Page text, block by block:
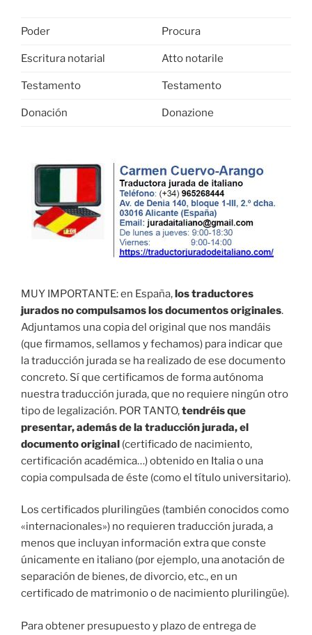
Poder Procura
Escritura notarial Atto notarile
Testamento Testamento
Donación Donazione
MUY IMPORTANTE: en España,los traductores
jurados no compulsamos los documentos originales.
Adjuntamos una copia del original que nos mandáis
(que firmamos, sellamos y fechamos) para indicar que
la traducción jurada se ha realizado de ese documento
concreto. Sí que certificamos de forma autónoma
nuestra traducción jurada, que no requiere ningún otro
tipo de legalización. POR TANTO,tendréis que
presentar, además de la traducción jurada, el
documento original (certificado de nacimiento,
certificación académica…) obtenido en Italia o una
copia compulsada de éste (como el título universitario).
Los certificados plurilingües (también conocidos como
«internacionales») no requieren traducción jurada, a
menos que incluyan información extra que conste
únicamente en italiano (por ejemplo, una anotación de
separación de bienes, de divorcio, etc., en un
certificado de matrimonio o de nacimiento plurilingüe).
Para obtener presupuesto y plazo de entrega de